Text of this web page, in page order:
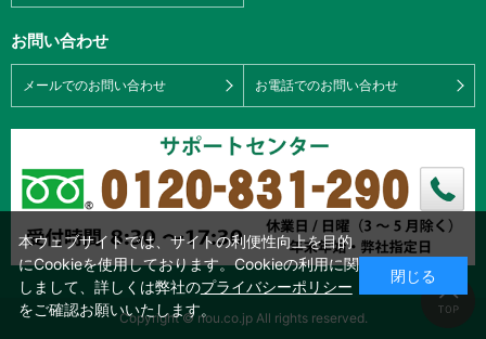
お問い合わせ
メールでのお問い合わせ お電話でのお問い合わせ
Copyright © nou.co.jp All rights reserved.
本ウェブサイトでは、サイトの利便性向上を目的
にCookieを使用しております。Cookieの利用に関
しまして、詳しくは弊社のプライバシーポリシー
をご確認お願いいたします。
閉じる